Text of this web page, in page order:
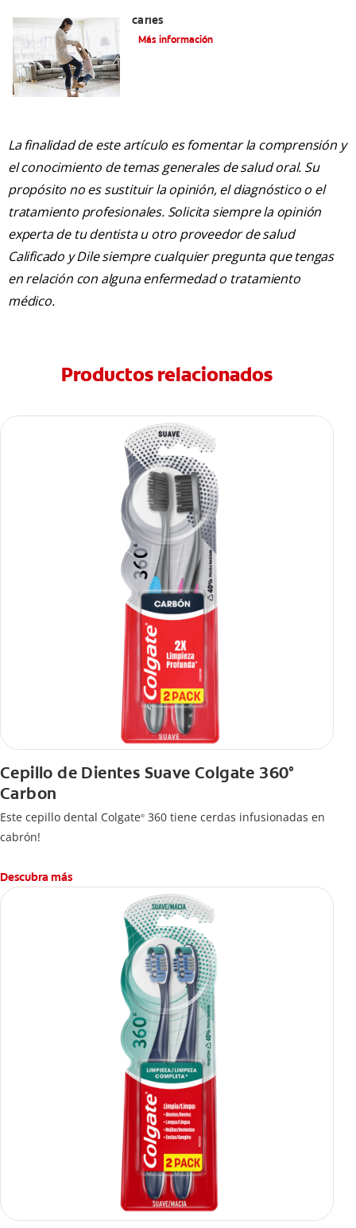
caries
Más información
La finalidad de este artículo es fomentar la comprensión y
el conocimiento de temas generales de salud oral. Su
propósito no es sustituir la opinión, el diagnóstico o el
tratamiento profesionales. Solicita siempre la opinión
experta de tu dentista u otro proveedor de salud
Calificado y Dile siempre cualquier pregunta que tengas
en relación con alguna enfermedad o tratamiento
médico.
Productos relacionados
Cepillo de Dientes Suave Colgate 360°
Carbon
Este cepillo dental Colgate® 360 tiene cerdas infusionadas en
cabrón!
Descubra más